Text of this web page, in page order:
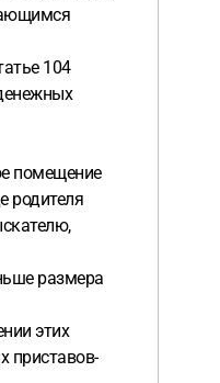
104
помещение
родителя
размера
этих
приставов-